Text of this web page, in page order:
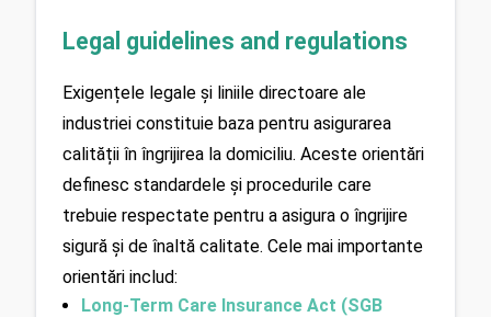
Legal guidelines and regulations
Exigențele legale și liniile directoare ale
industriei constituie baza pentru asigurarea
calității în îngrijirea la domiciliu. Aceste orientări
definesc standardele și procedurile care
trebuie respectate pentru a asigura o îngrijire
sigură și de înaltă calitate. Cele mai importante
orientări includ:
Long-Term Care Insurance Act (SGB